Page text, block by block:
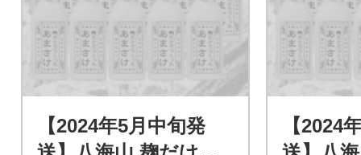
【2024年5月中旬発
【2024